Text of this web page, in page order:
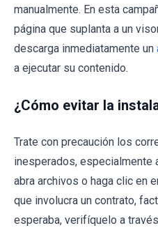
manualmente. En esta
página que suplanta a un
descarga inmediatamente un
a ejecutar su contenido.
¿Cómo evitar la
Trate con precaución los
inesperados, especialmente
abra archivos o haga clic en
que involucra un contrato,
esperaba, verifíquelo a